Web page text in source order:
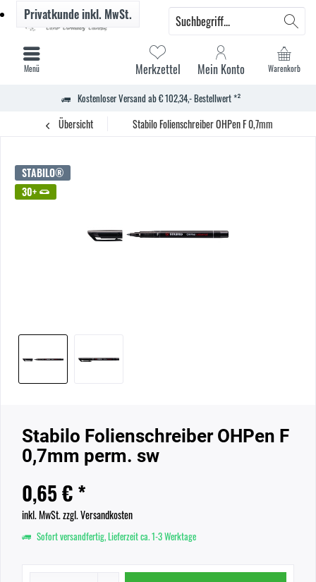
Kostenloser Versand ab € 102,34,- Bestellwert *²
Warenkorb
Merkzettel Mein Konto
Privatkundeinkl. MwSt.
Menü
Übersicht Stabilo Folienschreiber OHPen F 0,7mm perm. sw
STABILO®
30+
Stabilo Folienschreiber OHPen F
0,7mm perm. sw
0,65 € *
inkl. MwSt.zzgl. Versandkosten
Sofort versandfertig, Lieferzeit ca. 1-3 Werktage